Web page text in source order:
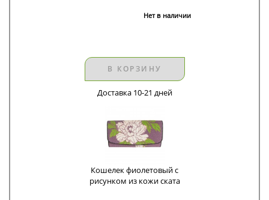
Нет в наличии
В КОРЗИНУ
Доставка 10-21 дней
Кошелек фиолетовый с
рисунком из кожи ската